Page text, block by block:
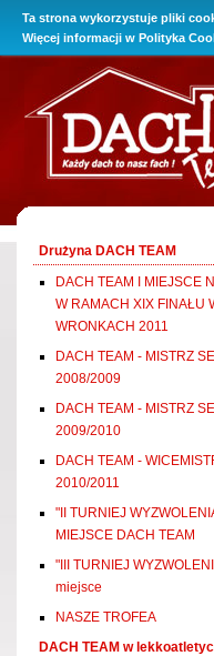
Ta strona wykorzystuje pliki
Więcej informacji w Polityka
O Firmie Promocje
Drużyna DACH TEAM
DACH TEAM I MIEJSCE
W RAMACH XIX FINAŁU
WRONKACH 2011
DACH TEAM - MISTRZ
2008/2009
DACH TEAM - MISTRZ
2009/2010
DACH TEAM -
2010/2011
"II TURNIEJ
MIEJSCE DACH TEAM
"III TURNIEJ
miejsce
NASZE TROFEA
DACH TEAM w